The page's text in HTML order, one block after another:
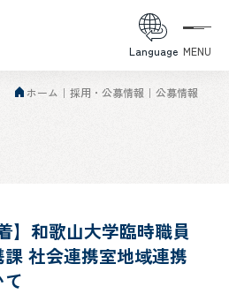
Language MENU
ホーム 採用・公募情報 公募情報
】和歌山大学臨時職員
課 社会連携室地域連携